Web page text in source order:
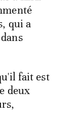
qui a
fait est
deux